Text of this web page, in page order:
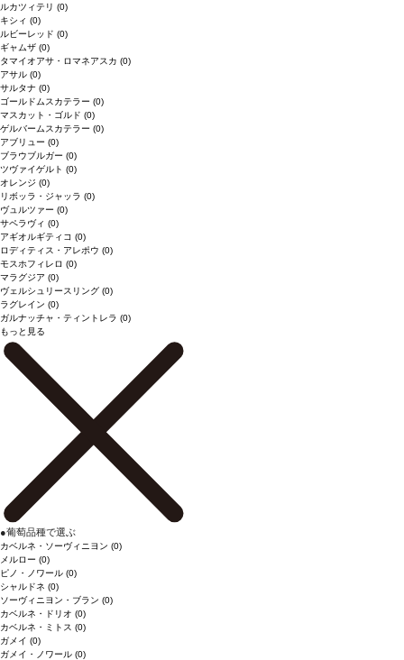
ルカツィテリ (0)
キシィ (0)
ルビーレッド (0)
ギャムザ (0)
タマイオアサ・ロマネアスカ (0)
アサル (0)
サルタナ (0)
ゴールドムスカテラー (0)
マスカット・ゴルド (0)
ゲルバームスカテラー (0)
アブリュー (0)
ブラウブルガー (0)
ツヴァイゲルト (0)
オレンジ (0)
リボッラ・ジャッラ (0)
ヴュルツァー (0)
サペラヴィ (0)
アギオルギティコ (0)
ロディティス・アレポウ (0)
モスホフィレロ (0)
マラグジア (0)
ヴェルシュリースリング (0)
ラグレイン (0)
ガルナッチャ・ティントレラ (0)
もっと見る
●葡萄品種で選ぶ
カベルネ・ソーヴィニヨン (0)
メルロー (0)
ピノ・ノワール (0)
シャルドネ (0)
ソーヴィニヨン・ブラン (0)
カベルネ・ドリオ (0)
カベルネ・ミトス (0)
ガメイ (0)
ガメイ・ノワール (0)